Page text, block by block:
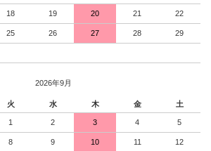
18 19 20 21 22
25 26 27 28 29
2026年9月
火 水 木 金 土
1 2 3 4 5
8 9 10 11 12